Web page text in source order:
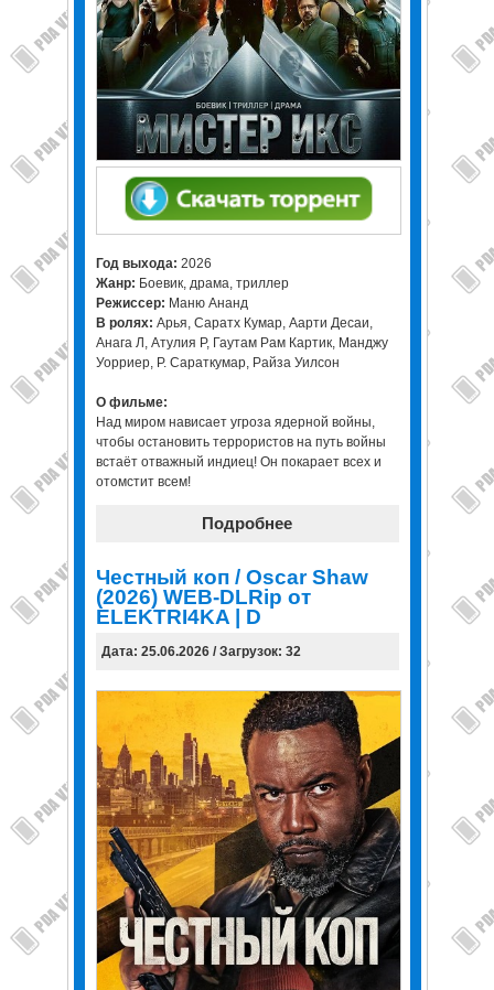
Год выхода: 2026
Жанр: Боевик, драма, триллер
Режиссер: Маню Ананд
В ролях: Арья, Саратх Кумар, Аарти Десаи,
Анага Л, Атулия Р, Гаутам Рам Картик, Манджу
Уорриер, Р. Сараткумар, Райза Уилсон
О фильме:
Над миром нависает угроза ядерной войны,
чтобы остановить террористов на путь войны
встаёт отважный индиец! Он покарает всех и
отомстит всем!
Подробнее
Честный коп / Oscar Shaw
(2026) WEB-DLRip от
ELEKTRI4KA | D
Дата: 25.06.2026 / Загрузок: 32